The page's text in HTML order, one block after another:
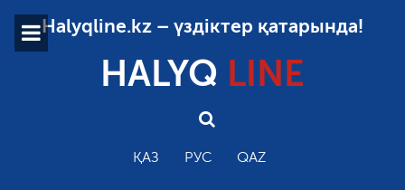
Halyqline.kz – үздіктер қатарында!
HALYQ LINE
ҚАЗ РУС QAZ